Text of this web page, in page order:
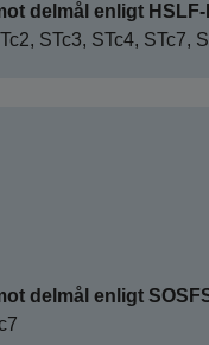
delmål enligt HSLF-
STc3, STc4, STc7,
delmål enligt